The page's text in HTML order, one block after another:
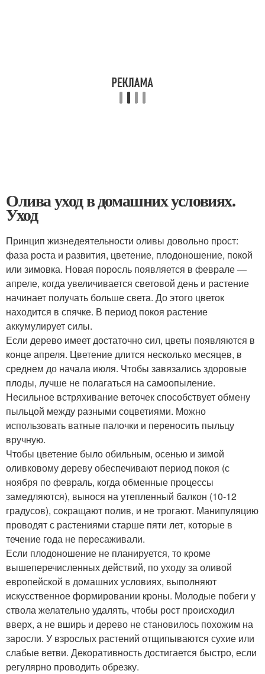
Олива уход в домашних условиях.
Уход
Принцип жизнедеятельности оливы довольно прост:
фаза роста и развития, цветение, плодоношение, покой
или зимовка. Новая поросль появляется в феврале —
апреле, когда увеличивается световой день и растение
начинает получать больше света. До этого цветок
находится в спячке. В период покоя растение
аккумулирует силы.
Если дерево имеет достаточно сил, цветы появляются в
конце апреля. Цветение длится несколько месяцев, в
среднем до начала июля. Чтобы завязались здоровые
плоды, лучше не полагаться на самоопыление.
Несильное встряхивание веточек способствует обмену
пыльцой между разными соцветиями. Можно
использовать ватные палочки и переносить пыльцу
вручную.
Чтобы цветение было обильным, осенью и зимой
оливковому дереву обеспечивают период покоя (с
ноября по февраль, когда обменные процессы
замедляются), вынося на утепленный балкон (10-12
градусов), сокращают полив, и не трогают. Манипуляцию
проводят с растениями старше пяти лет, которые в
течение года не пересаживали.
Если плодоношение не планируется, то кроме
вышеперечисленных действий, по уходу за оливой
европейской в домашних условиях, выполняют
искусственное формировании кроны. Молодые побеги у
ствола желательно удалять, чтобы рост происходил
вверх, а не вширь и дерево не становилось похожим на
заросли. У взрослых растений отщипываются сухие или
слабые ветви. Декоративность достигается быстро, если
регулярно проводить обрезку.